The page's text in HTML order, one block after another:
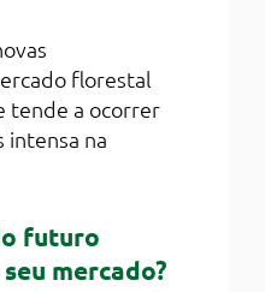
florestal
tende a ocorrer
intensa na
futuro
mercado?